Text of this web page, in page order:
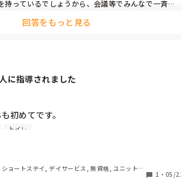
止められますが、10月いっぱいで退職を考え
持っているでしょうから、会議等でみんなで一斉
状況では転職を考えますね。
回答をもっと見る
に指導されました
初めてです。
えてくれない男性がいます。
見学させて下さい』(色んな方のレクを見さ
と『4回目でしょ？やって』と言われ、その
んからのクレームも酷いので言い返してしま
トイレ
ョートステイ, デイサービス, 無資格, ユニット型
1 ・ 05/